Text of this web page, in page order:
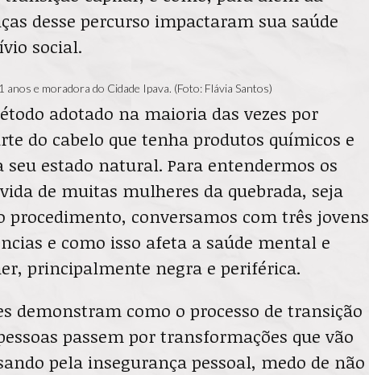
desse percurso impactaram sua saúde
social.
anos e moradora do Cidade Ipava. (Foto: Flávia Santos)
adotado na maioria das vezes por
do cabelo que tenha produtos químicos e
estado natural. Para entendermos os
de muitas mulheres da quebrada, seja
procedimento, conversamos com três jovens
e como isso afeta a saúde mental e
principalmente negra e periférica.
demonstram como o processo de transição
passem por transformações que vão
pela insegurança pessoal, medo de não